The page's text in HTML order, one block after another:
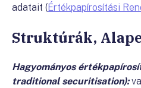
adatait (Értékpapírosítási
Struktúrák,
Hagyományos
traditional securitisation):